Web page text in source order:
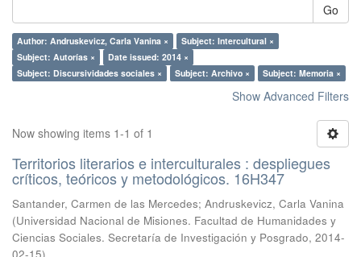
Go
Author: Andruskevicz, Carla Vanina ×
Subject: Intercultural ×
Subject: Autorías ×
Date issued: 2014 ×
Subject: Discursividades sociales ×
Subject: Archivo × Subject: Memoria ×
Show Advanced Filters
Now showing items 1-1 of 1
Territorios literarios e interculturales : despliegues
críticos, teóricos y metodológicos. 16H347
Santander, Carmen de las Mercedes; Andruskevicz, Carla Vanina
(Universidad Nacional de Misiones. Facultad de Humanidades y
Ciencias Sociales. Secretaría de Investigación y Posgrado, 2014-